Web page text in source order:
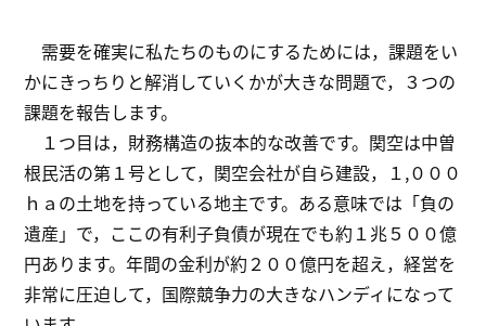
需要を確実に私たちのものにするためには，課題をい
かにきっちりと解消していくかが大きな問題で，３つの
課題を報告します。
１つ目は，財務構造の抜本的な改善です。関空は中曽
根民活の第１号として，関空会社が自ら建設，１,０００
ｈａの土地を持っている地主です。ある意味では「負の
遺産」で，ここの有利子負債が現在でも約１兆５００億
円あります。年間の金利が約２００億円を超え，経営を
非常に圧迫して，国際競争力の大きなハンディになって